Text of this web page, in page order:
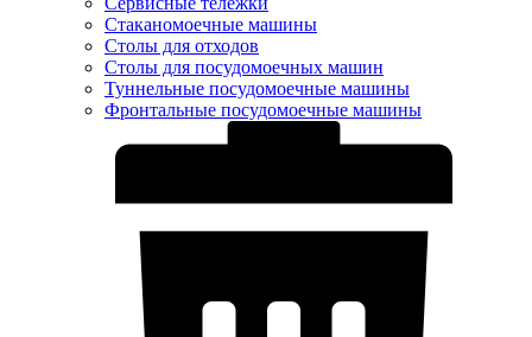
Стаканомоечные машины
Столы для отходов
Столы для посудомоечных машин
Туннельные посудомоечные машины
Фронтальные посудомоечные машины